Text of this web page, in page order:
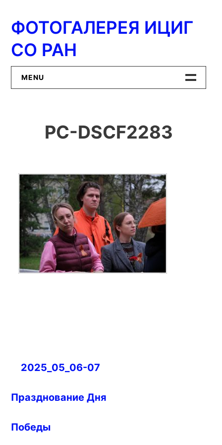
содержимому
ФОТОГАЛЕРЕЯ ИЦИГ
СО РАН
MENU
ИЦиГ СО РАН
PC-DSCF2283
Навигация
записям
2025_05_06-07
Празднование Дня
Победы